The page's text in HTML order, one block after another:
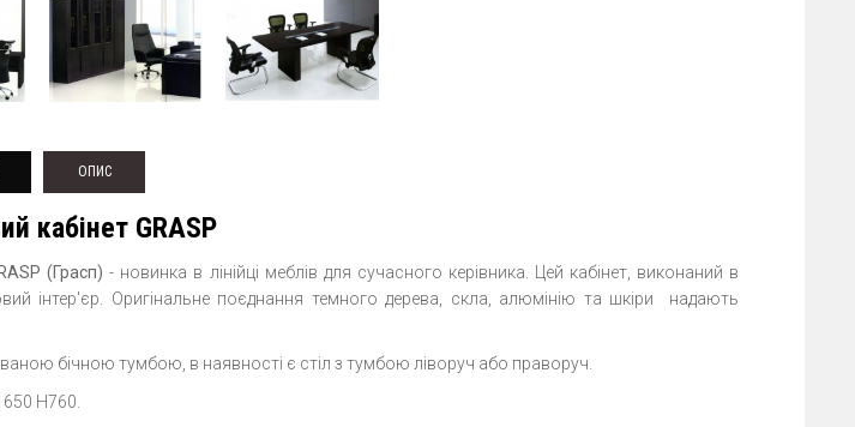
ОПИС
кабінет GRASP
(Грасп) - новинка в лінійці меблів для сучасного керівника. Цей кабінет, виконаний в
інтер'єр. Оригінальне поєднання темного дерева, скла, алюмінію та шкіри надають
бічною тумбою, в наявності є стіл з тумбою ліворуч або праворуч.
H760.